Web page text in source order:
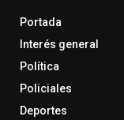
Portada
Interés general
Política
Policiales
Deportes